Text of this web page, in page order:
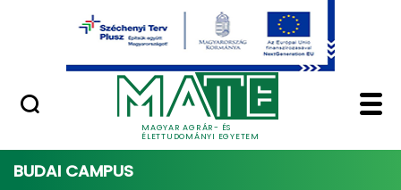
Ugrás a fő tartalomhoz
MAGYAR AGRÁR- ÉS
ÉLETTUDOMÁNYI EGYETEM
Minőségügy
Home - Magyar
BUDAI CAMPUS